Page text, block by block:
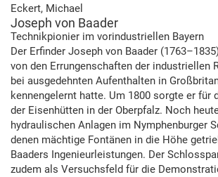
Eckert, Michael
Joseph von Baader
Technikpionier im vorindustriellen Bayern
Der Erfinder Joseph von Baader
von den Errungenschaften der industriellen
bei ausgedehnten Aufenthalten in
kennengelernt hatte. Um 1800 sorgte er für
der Eisenhütten in der Oberpfalz. Noch
hydraulischen Anlagen im Nymphenburger
denen mächtige Fontänen in die Höhe
Baaders Ingenieurleistungen. Der
zudem als Versuchsfeld für die